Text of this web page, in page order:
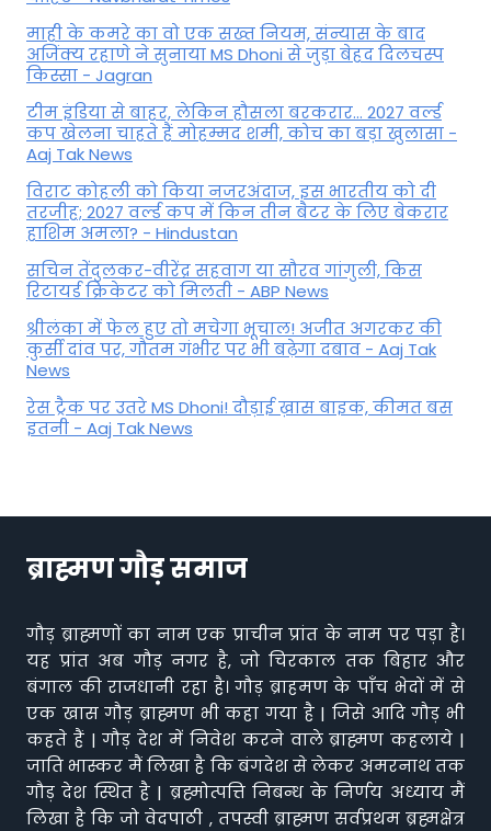
माही के कमरे का वो एक सख्त नियम, संन्यास के बाद
अजिंक्‍य रहाणे ने सुनाया MS Dhoni से जुड़ा बेहद दिलचस्प
किस्सा - Jagran
टीम इंडिया से बाहर, लेकिन हौसला बरकरार... 2027 वर्ल्ड
कप खेलना चाहते हैं मोहम्मद शमी, कोच का बड़ा खुलासा -
Aaj Tak News
विराट कोहली को किया नजरअंदाज, इस भारतीय को दी
तरजीह; 2027 वर्ल्ड कप में किन तीन बैटर के लिए बेकरार
हाशिम अमला? - Hindustan
सचिन तेंदुलकर-वीरेंद्र सहवाग या सौरव गांगुली, किस
रिटायर्ड क्रिकेटर को मिलती - ABP News
श्रीलंका में फेल हुए तो मचेगा भूचाल! अजीत अगरकर की
कुर्सी दांव पर, गौतम गंभीर पर भी बढ़ेगा दबाव - Aaj Tak
News
रेस ट्रैक पर उतरे MS Dhoni! दौड़ाई ख़ास बाइक, कीमत बस
इतनी - Aaj Tak News
ब्राह्मण गौड़ समाज
गौड़ ब्राह्मणों का नाम एक प्राचीन प्रांत के नाम पर पड़ा है।
यह प्रांत अब गौड़ नगर है, जो चिरकाल तक बिहार और
बंगाल की राजधानी रहा है। गौड़ ब्राहमण के पाँच भेदों में से
एक खास गौड़ ब्राह्मण भी कहा गया है | जिसे आदि गौड़ भी
कहते हैं | गौड़ देश में निवेश करने वाले ब्राह्मण कहलाये |
जाति भास्कर मैं लिखा है कि बंगदेश से लेकर अमरनाथ तक
गौड़ देश स्थित है | ब्रह्मोत्पत्ति निबन्ध के निर्णय अध्याय मैं
लिखा है कि जो वेदपाठी , तपस्वी ब्राह्मण सर्वप्रथम ब्रह्मक्षेत्र